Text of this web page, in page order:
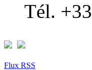
Tél.
Flux RSS